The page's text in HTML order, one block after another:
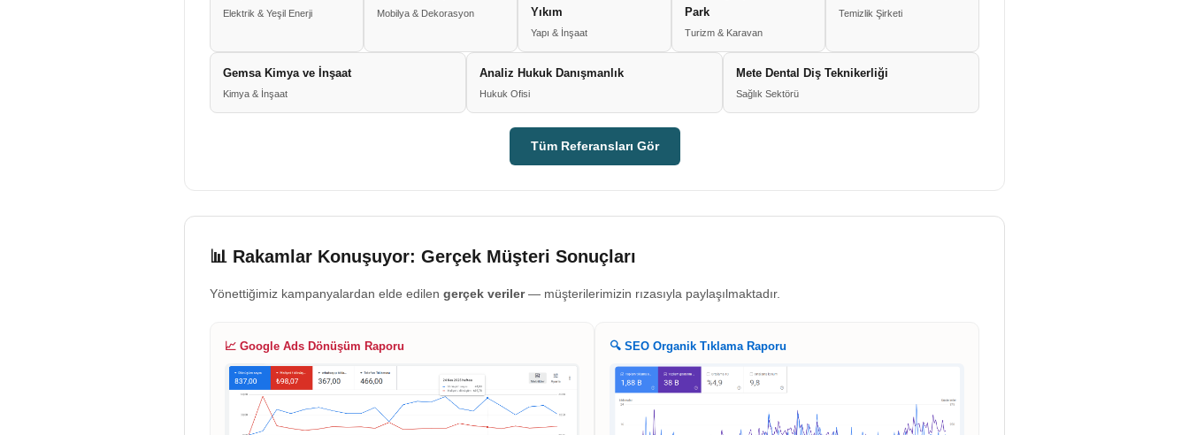
Elektrik & Yeşil Enerji Mobilya & Dekorasyon
Yıkım
Yapı & İnşaat
Park
Turizm & Karavan
Temizlik Şirketi
Gemsa Kimya ve İnşaat
Kimya & İnşaat
Analiz Hukuk Danışmanlık
Hukuk Ofisi
Mete Dental Diş Teknikerliği
Sağlık Sektörü
Tüm Referansları Gör
📊 Rakamlar Konuşuyor: Gerçek Müşteri Sonuçları
Yönettiğimiz kampanyalardan elde edilen gerçek veriler— müşterilerimizin rızasıyla paylaşılmaktadır.
📈 Google Ads Dönüşüm Raporu 🔍 SEO Organik Tıklama Raporu